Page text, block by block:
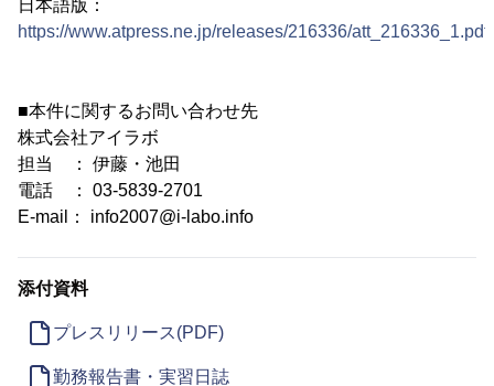
日本語版：
https://www.atpress.ne.jp/releases/216336/att_216336_1.pdf
■本件に関するお問い合わせ先
株式会社アイラボ
担当 ： 伊藤・池田
電話 ： 03-5839-2701
E-mail： info2007@i-labo.info
添付資料
プレスリリース(PDF)
勤務報告書・実習日誌